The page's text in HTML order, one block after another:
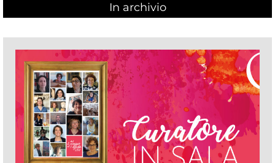
In archivio